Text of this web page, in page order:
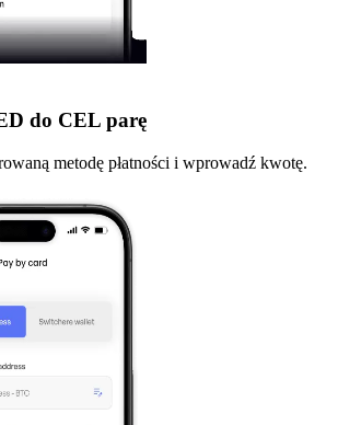
do CEL parę
metodę płatności i wprowadź kwotę.